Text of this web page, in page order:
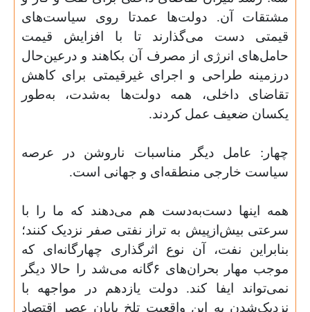
مشتقات آن. دولت‌ها عمدتا روی سیاست‌های
قیمتی دست می‌گذارند تا با افزایش قیمت
حامل‌های انرژی از مصرف آن بکاهند و درعین‌حال
درزمینه طراحی و اجرای غیر‌قیمتی برای کاهش
تقاضای داخلی، همه دولت‌ها به‌شدت، به‌طور
یکسان ضعیف عمل کردند.
چهار: عامل دیگر مناسبات ناروشن در عرصه
سیاست خارجی منطقه‌ای و جهانی است.
همه اینها دست‌به‌دست هم می‌دهند که ما را با
سرعتی بیش‌ازپیش به تراز نفتی صفر نزدیک کنند؛
بنابراین نفت، آن نوع اثر‌گذاری چهارگانه‌ای که
موجب مهار بحران‌های ۶‌گانه می‌شد را حالا دیگر
نمی‌تواند ایفا کند. دولت یازدهم در مواجهه با
نزدیک‌شدن به این واقعیت تلخ پایان عصر اقتصاد